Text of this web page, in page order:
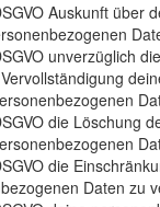
Auskunft über
unverzüglich
die Löschung
die
Daten zu